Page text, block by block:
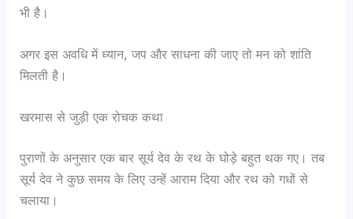
भी है।
अगर इस अवधि में ध्यान, जप और साधना की जाए तो मन को शांति
मिलती है।
खरमास से जुड़ी एक रोचक कथा
पुराणों के अनुसार एक बार सूर्य देव के रथ के घोड़े बहुत थक गए। तब
सूर्य देव ने कुछ समय के लिए उन्हें आराम दिया और रथ को गधों से
चलाया।